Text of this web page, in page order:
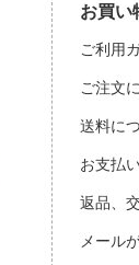
お買い
ご利用
ご注文
送料に
お支払
返品、
メール